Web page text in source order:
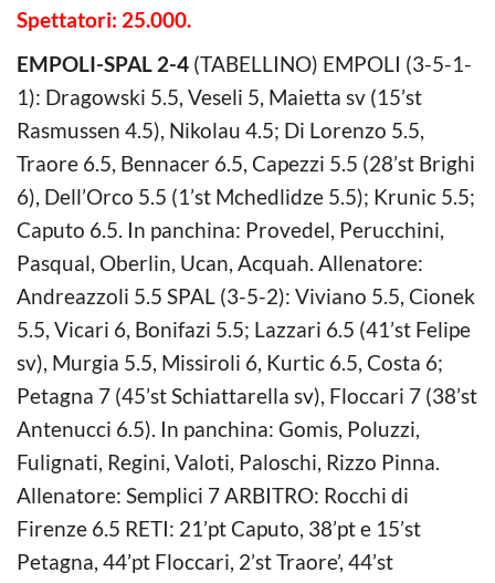
Spettatori: 25.000.
EMPOLI-SPAL 2-4 (TABELLINO) EMPOLI (3-5-1-
1): Dragowski 5.5, Veseli 5, Maietta sv (15’st
Rasmussen 4.5), Nikolau 4.5; Di Lorenzo 5.5,
Traore 6.5, Bennacer 6.5, Capezzi 5.5 (28’st Brighi
6), Dell’Orco 5.5 (1’st Mchedlidze 5.5); Krunic 5.5;
Caputo 6.5. In panchina: Provedel, Perucchini,
Pasqual, Oberlin, Ucan, Acquah. Allenatore:
Andreazzoli 5.5 SPAL (3-5-2): Viviano 5.5, Cionek
5.5, Vicari 6, Bonifazi 5.5; Lazzari 6.5 (41’st Felipe
sv), Murgia 5.5, Missiroli 6, Kurtic 6.5, Costa 6;
Petagna 7 (45’st Schiattarella sv), Floccari 7 (38’st
Antenucci 6.5). In panchina: Gomis, Poluzzi,
Fulignati, Regini, Valoti, Paloschi, Rizzo Pinna.
Allenatore: Semplici 7 ARBITRO: Rocchi di
Firenze 6.5 RETI: 21’pt Caputo, 38’pt e 15’st
Petagna, 44’pt Floccari, 2’st Traore’, 44’st